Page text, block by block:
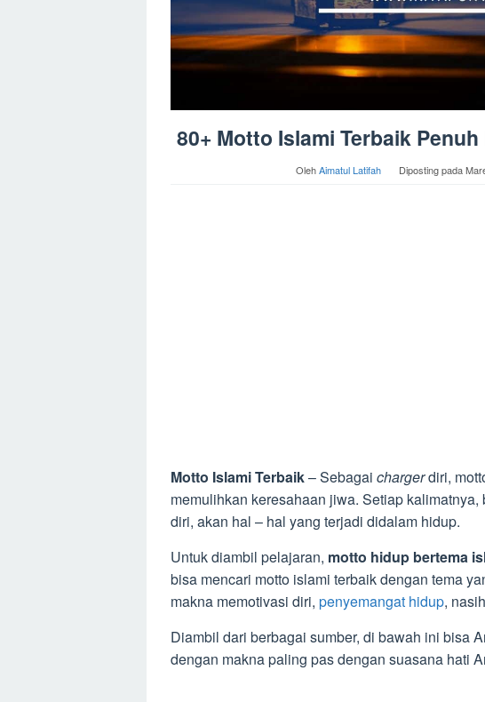
80+ Motto Islami Terbaik
OlehAimatul Latifah Diposting pada
Motto Islami Terbaik– Sebagai chargerdiri,
memulihkan keresahaan jiwa. Setiap
diri, akan hal – hal yang terjadi didalam hidup.
Untuk diambil pelajaran, motto hidup bertema
bisa mencari motto islami terbaik dengan tema
makna memotivasi diri, penyemangat hidup,
Diambil dari berbagai sumber, di bawah ini bisa
dengan makna paling pas dengan suasana hati